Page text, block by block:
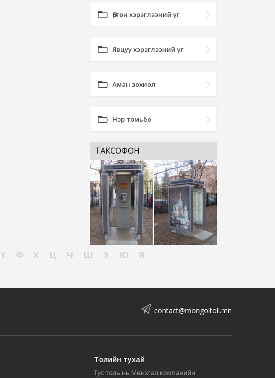
Өргөн хэрэглээний үг
Явцуу хэрэглээний үг
Аман зохиол
Нэр томьёо
ТАКСОФОН
Ү Ф Х Ц Ч Ш Э Ю Я
contact@mongoltoli.mn
Толийн тухай
Тус толь нь Мөнхгал компанийн